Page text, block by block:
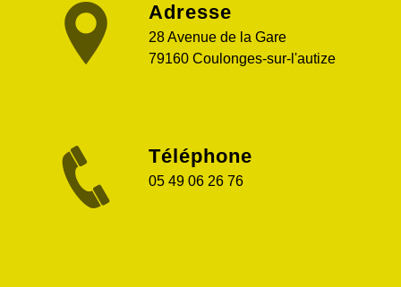
Adresse
28 Avenue de la Gare
79160 Coulonges-sur-l'autize
Téléphone
05 49 06 26 76